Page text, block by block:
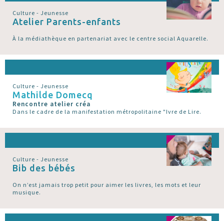
Culture - Jeunesse
Atelier Parents-enfants
À la médiathèque en partenariat avec le centre social Aquarelle.
Culture - Jeunesse
Mathilde Domecq
Rencontre atelier créa
Dans le cadre de la manifestation métropolitaine "Ivre de Lire.
Culture - Jeunesse
Bib des bébés
On n’est jamais trop petit pour aimer les livres, les mots et leur
musique.